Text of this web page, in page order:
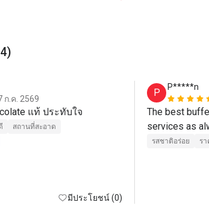
ก.ค. 2569
แท้ ประทับใจ
สถานที่สะอาด
มีประโยชน์ (0)
P
P*****n
The best
รสชาติอร่อย ร